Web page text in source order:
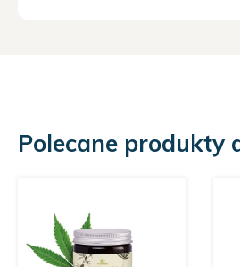
Polecane produkty